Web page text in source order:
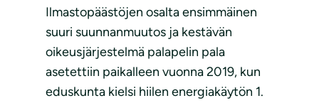
Ilmastopäästöjen osalta ensimmäinen
suuri suunnanmuutos ja kestävän
oikeusjärjestelmä palapelin pala
asetettiin paikalleen vuonna 2019, kun
eduskunta kielsi hiilen energiakäytön 1.